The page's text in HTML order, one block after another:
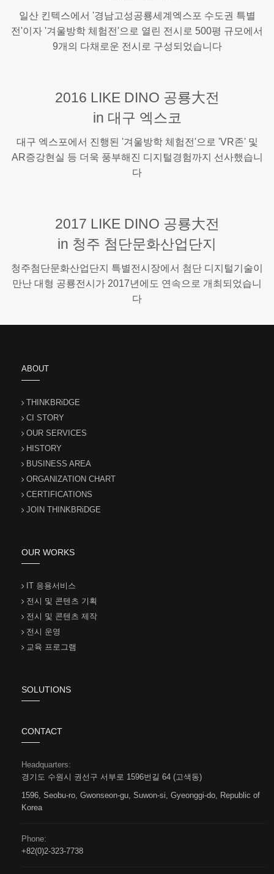
일산 킨텍스에서 '경남고성공룡세계엑스포 수도권 특별
전'이자 '겨울방학 체험전'으로 열린 전시로 500평 규모에서
9개의 다채로운 전시로 구성되었습니다
2016 LIKE DINO 공룡大전
in 대구 엑스코
대구 엑스포에서 진행된 '겨울방학 체험전'으로 'VR존' 및
AR증강현실 등 더욱 풍부해진 디지털경험까지 선사했습니
다
2017 LIKE DINO 공룡大전
in 청주 첨단문화산업단지
청주첨단문화산업단지 특별전시장에서 첨단 디지털기술이
만난 대형 공룡전시가 2017년에도 연속으로 개최되었습니
다
ABOUT
THINKBRiDGE
CI STORY
OUR SERVICES
HISTORY
BUSINESS AREA
ORGANIZATION CHART
CERTIFICATIONS
JOIN THINKBRiDGE
OUR WORKS
IT 응용서비스
전시 및 콘텐츠 기획
전시 및 콘텐츠 제작
전시 운영
교육 프로그램
SOLUTIONS
CONTACT
Headquarters:
경기도 수원시 권선구 서부로 1596번길 64 (고색동)
1596, Seobu-ro, Gwonseon-gu, Suwon-si, Gyeonggi-do, Republic of
Korea
Phone:
+82(0)2-323-7738